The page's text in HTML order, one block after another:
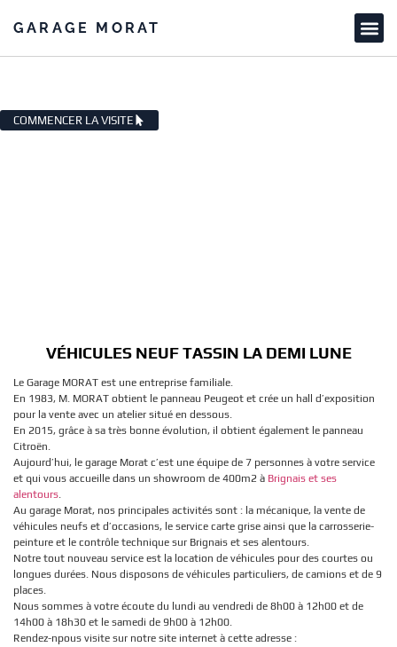
GARAGE MORAT
COMMENCER LA VISITE
VÉHICULES NEUF TASSIN LA DEMI LUNE
Le Garage MORAT est une entreprise familiale.
En 1983, M. MORAT obtient le panneau Peugeot et crée un hall d’exposition
pour la vente avec un atelier situé en dessous.
En 2015, grâce à sa très bonne évolution, il obtient également le panneau
Citroën.
Aujourd’hui, le garage Morat c’est une équipe de 7 personnes à votre service
et qui vous accueille dans un showroom de 400m2 à Brignais et ses
alentours.
Au garage Morat, nos principales activités sont : la mécanique, la vente de
véhicules neufs et d’occasions, le service carte grise ainsi que la carrosserie-
peinture et le contrôle technique sur Brignais et ses alentours.
Notre tout nouveau service est la location de véhicules pour des courtes ou
longues durées. Nous disposons de véhicules particuliers, de camions et de 9
places.
Nous sommes à votre écoute du lundi au vendredi de 8h00 à 12h00 et de
14h00 à 18h30 et le samedi de 9h00 à 12h00.
Rendez-npous visite sur notre site internet à cette adresse :